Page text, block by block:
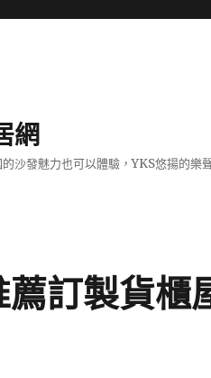
網
沙發魅力也可以體驗，YKS悠揚的樂
訂製貨櫃